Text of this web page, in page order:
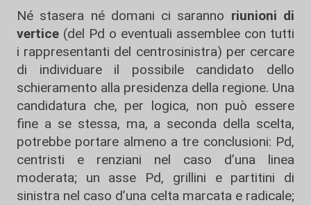
Né stasera né domani ci saranno riunioni di
vertice (del Pd o eventuali assemblee con tutti
i rappresentanti del centrosinistra) per cercare
di individuare il possibile candidato dello
schieramento alla presidenza della regione. Una
candidatura che, per logica, non può essere
fine a se stessa, ma, a seconda della scelta,
potrebbe portare almeno a tre conclusioni: Pd,
centristi e renziani nel caso d’una linea
moderata; un asse Pd, grillini e partitini di
sinistra nel caso d’una celta marcata e radicale;